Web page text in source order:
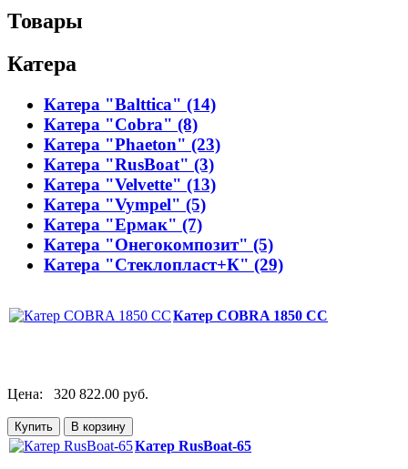
Товары
Катера
Катера "Balttica" (14)
Катера "Cobra" (8)
Катера "Phaeton" (23)
Катера "RusBoat" (3)
Катера "Velvette" (13)
Катера "Vympel" (5)
Катера "Ермак" (7)
Катера "Онегокомпозит" (5)
Катера "Стеклопласт+К" (29)
Катер COBRA 1850 CC
Цена: 320 822.00 руб.
Катер RusBoat-65